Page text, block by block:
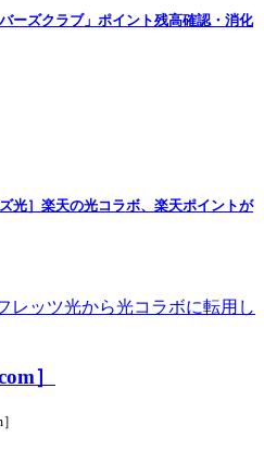
ーズクラブ」ポイント残高確認・消化
光］楽天の光コラボ、楽天ポイントが
レッツ光から光コラボに転用し
］